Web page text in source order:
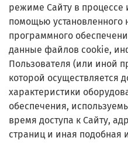
режиме Сайту в процессе
помощью установленного
программного
данные файлов cookie,
Пользователя (или иной
которой осуществляется
характеристики
обеспечения,
время доступа к Сайту,
страниц и иная подобная